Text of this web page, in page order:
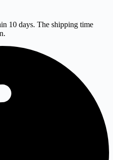
10 days. The shipping time